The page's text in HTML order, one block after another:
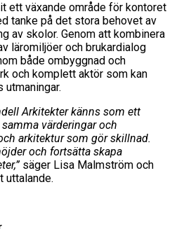
ett växande område för kontoret
tanke på det stora behovet av
av skolor. Genom att kombinera
läromiljöer och brukardialog
både ombyggnad och
och komplett aktör som kan
Arkitekter känns som ett
värderingar och
arkitektur som gör skillnad.
och fortsätta skapa
säger Lisa Malmström och
uttalande.